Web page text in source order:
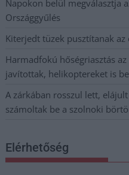
Napokon belül megválasztja
Országgyűlés
Kiterjedt tüzek pusztítanak
Harmadfokú hőségriasztás
javítottak, helikoptereket is
A zárkában rosszul lett,
számoltak be a szolnoki
Elérhetőség